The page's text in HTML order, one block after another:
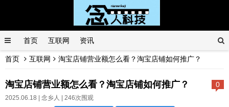
首页 互联网 资讯
首页 互联网 淘宝店铺营业额怎么看？淘宝店铺如何推广？
0
淘宝店铺营业额怎么看？淘宝店铺如何推广？
2025.06.18 | 念乡人 | 246次围观